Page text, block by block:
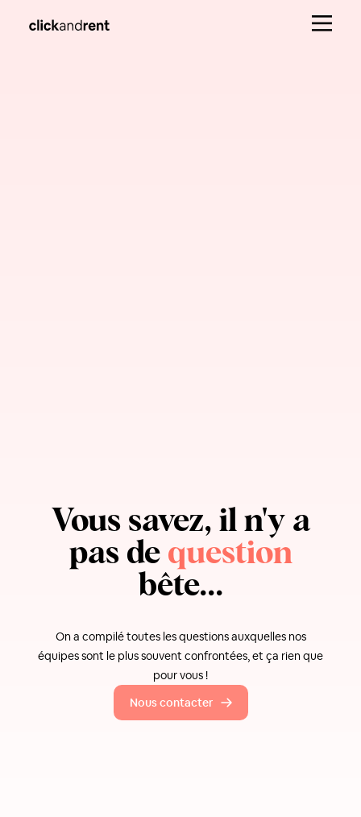
Vous savez, il n'y a
pas de question
bête...
On a compilé toutes les questions auxquelles nos
équipes sont le plus souvent confrontées, et ça rien que
pour vous !
Nous contacter